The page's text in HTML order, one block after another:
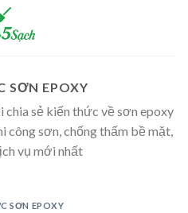
SƠN EPOXY
sẻ kiến thức về sơn epoxy
công sơn, chống thấm bề mặt,
vụ mới nhất
SƠN EPOXY